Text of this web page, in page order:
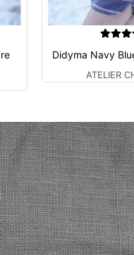
Didyma Navy
ATELIER